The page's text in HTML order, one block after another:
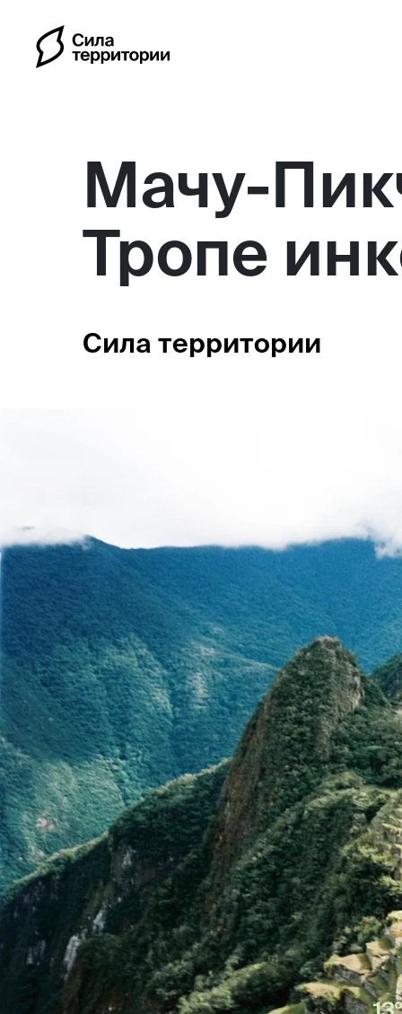
Календарь
Индивидуальные
Мир
Команда
Дневник
Магазин
Контакты
Мачу-
Тропе
Сила территории